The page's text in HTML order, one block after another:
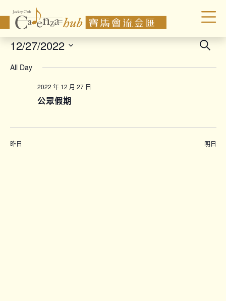
Search
12/27/2022
date.
All Day
2022 年 12 月 27 日
公眾假期
昨日 明日